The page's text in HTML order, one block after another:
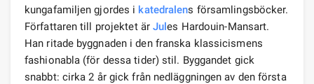
kungafamiljen gjordes i katedralens församlingsböcker.
Författaren till projektet ärJules Hardouin-Mansart.
Han ritade byggnaden i den franska klassicismens
fashionabla (för dessa tider) stil. Byggandet gick
snabbt: cirka 2 år gick från nedläggningen av den första